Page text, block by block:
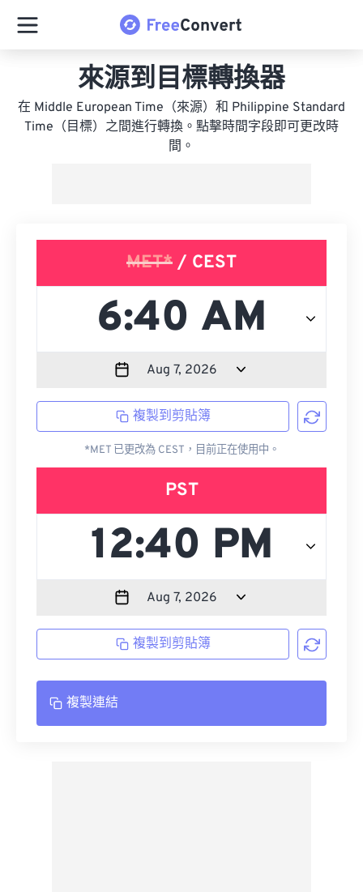
來源到目標轉換器
在 Middle European Time（來源）和 Philippine Standard
Time（目標）之間進行轉換。點擊時間字段即可更改時
間。
MET* / CEST
複製到剪貼簿
*MET 已更改為 CEST，目前正在使用中。
PST
複製到剪貼簿
複製連結